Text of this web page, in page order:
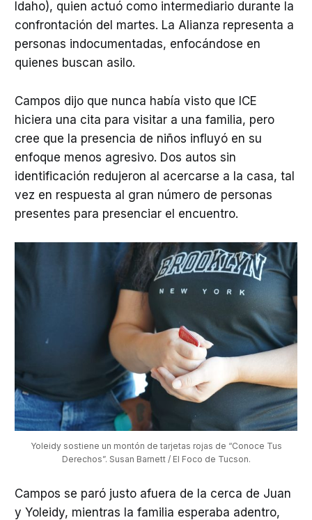
Idaho), quien actuó como intermediario durante la
confrontación del martes. La Alianza representa a
personas indocumentadas, enfocándose en
quienes buscan asilo.
Campos dijo que nunca había visto que ICE
hiciera una cita para visitar a una familia, pero
cree que la presencia de niños influyó en su
enfoque menos agresivo. Dos autos sin
identificación redujeron al acercarse a la casa, tal
vez en respuesta al gran número de personas
presentes para presenciar el encuentro.
Derechos”. Susan Barnett / El Foco de Tucson.
Campos se paró justo afuera de la cerca de Juan
y Yoleidy, mientras la familia esperaba adentro,